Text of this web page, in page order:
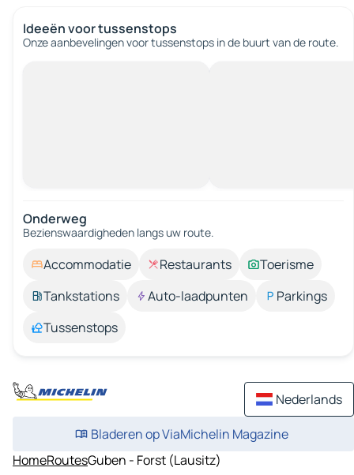
Ideeën voor tussenstops
Onze aanbevelingen voor tussenstops in de buurt van de route.
Onderweg
Bezienswaardigheden langs uw route.
Accommodatie Restaurants
Toerisme
Tankstations
Auto-laadpunten
Parkings
Tussenstops
Nederlands
Bladeren op ViaMichelin Magazine
HomeRoutesGuben - Forst (Lausitz)